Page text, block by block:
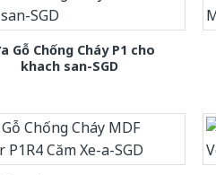
Gỗ Chống Cháy P1 cho
khach san-SGD